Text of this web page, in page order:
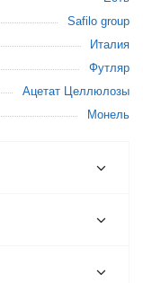
Safilo group
Италия
Футляр
Ацетат Целлюлозы
Монель